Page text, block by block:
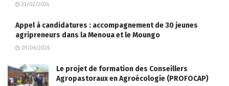
23/02/2024
Appel à candidatures : accompagnement de 30 jeunes
agripreneurs dans la Menoua et le Moungo
01/06/2026
Le projet de formation des Conseillers
Agropastoraux en Agroécologie (PROFOCAP)